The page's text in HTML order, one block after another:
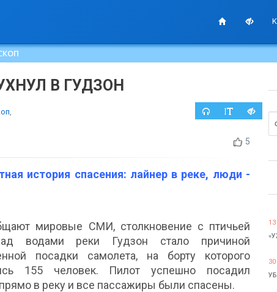
В ГУДЗОН
,
5
история спасения: лайнер в реке, люди -
мировые СМИ, столкновение с птичьей
водами реки Гудзон стало причиной
посадки самолета, на борту которого
155 человек. Пилот успешно посадил
в реку и все пассажиры были спасены.